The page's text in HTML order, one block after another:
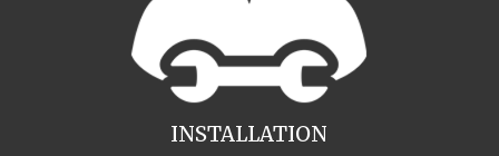
INSTALLATION